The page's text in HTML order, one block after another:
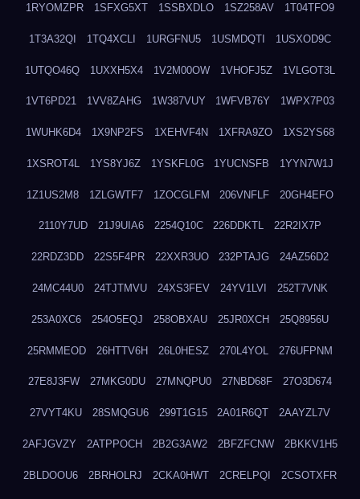
1RYOMZPR 1SFXG5XT 1SSBXDLO 1SZ258AV 1T04TFO9
1T3A32QI 1TQ4XCLI 1URGFNU5 1USMDQTI 1USXOD9C
1UTQO46Q 1UXXH5X4 1V2M00OW 1VHOFJ5Z 1VLGOT3L
1VT6PD21 1VV8ZAHG 1W387VUY 1WFVB76Y 1WPX7P03
1WUHK6D4 1X9NP2FS 1XEHVF4N 1XFRA9ZO 1XS2YS68
1XSROT4L 1YS8YJ6Z 1YSKFL0G 1YUCNSFB 1YYN7W1J
1Z1US2M8 1ZLGWTF7 1ZOCGLFM 206VNFLF 20GH4EFO
2110Y7UD 21J9UIA6 2254Q10C 226DDKTL 22R2IX7P
22RDZ3DD 22S5F4PR 22XXR3UO 232PTAJG 24AZ56D2
24MC44U0 24TJTMVU 24XS3FEV 24YV1LVI 252T7VNK
253A0XC6 254O5EQJ 258OBXAU 25JR0XCH 25Q8956U
25RMMEOD 26HTTV6H 26L0HESZ 270L4YOL 276UFPNM
27E8J3FW 27MKG0DU 27MNQPU0 27NBD68F 27O3D674
27VYT4KU 28SMQGU6 299T1G15 2A01R6QT 2AAYZL7V
2AFJGVZY 2ATPPOCH 2B2G3AW2 2BFZFCNW 2BKKV1H5
2BLDOOU6 2BRHOLRJ 2CKA0HWT 2CRELPQI 2CSOTXFR